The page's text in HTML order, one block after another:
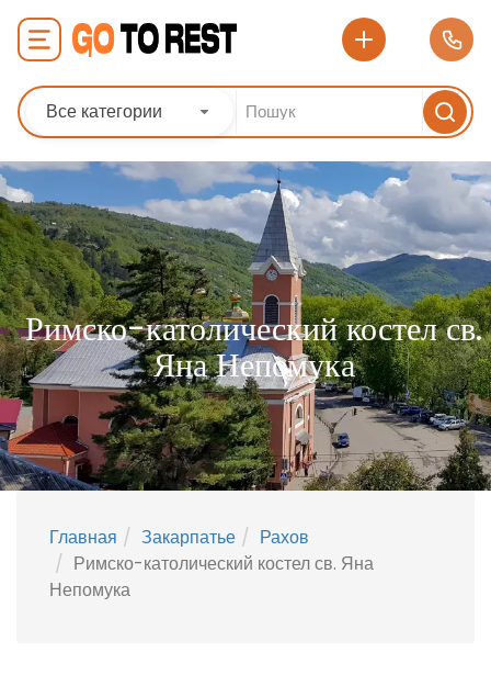
Все категории
Римско-католический костел св.
Яна Непомука
Главная Закарпатье
Рахов
Римско-католический костел св. Яна
Непомука